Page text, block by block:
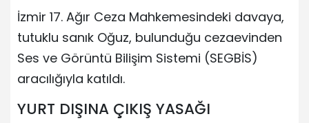
İzmir 17. Ağır Ceza Mahkemesindeki davaya,
tutuklu sanık Oğuz, bulunduğu cezaevinden
Ses ve Görüntü Bilişim Sistemi (SEGBİS)
aracılığıyla katıldı.
YURT DIŞINA ÇIKIŞ YASAĞI